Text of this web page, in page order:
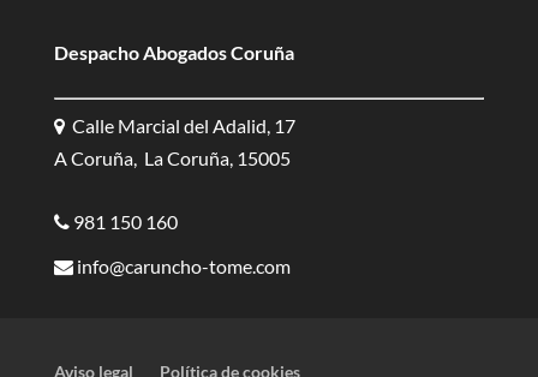
Despacho Abogados Coruña
Calle Marcial del Adalid, 17
A Coruña, La Coruña, 15005
981 150 160
info@caruncho-tome.com
Aviso legal Política de cookies